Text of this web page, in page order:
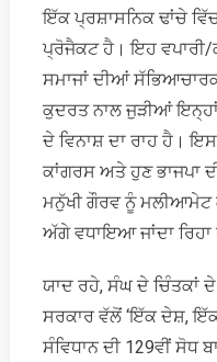
ਇੱਕ ਪ੍ਰਸ਼ਾਸਨਿਕ ਢਾਂਚੇ
ਪ੍ਰੋਜੈਕਟ ਹੈ। ਇਹ ਵਪਾਰੀ/
ਸਮਾਜਾਂ ਦੀਆਂ
ਕੁਦਰਤ ਨਾਲ ਜੁੜੀਆਂ
ਦੇ ਵਿਨਾਸ਼ ਦਾ ਰਾਹ ਹੈ।
ਕਾਂਗਰਸ ਅਤੇ ਹੁਣ ਭਾਜਪਾ
ਮਨੁੱਖੀ ਗੌਰਵ ਨੂੰ ਮਲੀਆਮੇਟ
ਅੱਗੇ ਵਧਾਇਆ ਜਾਂਦਾ ਰਿਹਾ
ਯਾਦ ਰਹੇ, ਸੰਘ ਦੇ ਚਿੰਤਕਾਂ
ਸਰਕਾਰ ਵੱਲੋਂ ‘ਇੱਕ ਦੇਸ਼,
ਸੰਵਿਧਾਨ ਦੀ 129ਵੀਂ ਸੋਧ